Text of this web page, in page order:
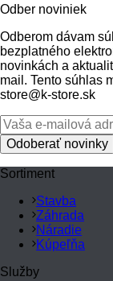
Odber noviniek
Odberom dávam
bezplatného
novinkách a
mail. Tento súhlas
store@k-store.sk
Sortiment
Stavba
Záhrada
Náradie
Kúpeľňa
Služby